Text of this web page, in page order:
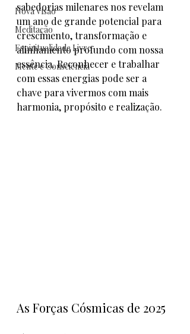
Nova Visão
Meditação
Espiritualidade Livre
Mente e Consciência
sabedorias milenares nos revelam
um ano de grande potencial para
crescimento, transformação e
alinhamento profundo com nossa
essência. Reconhecer e trabalhar
com essas energias pode ser a
chave para vivermos com mais
harmonia, propósito e realização.
As Forças Cósmicas de 2025